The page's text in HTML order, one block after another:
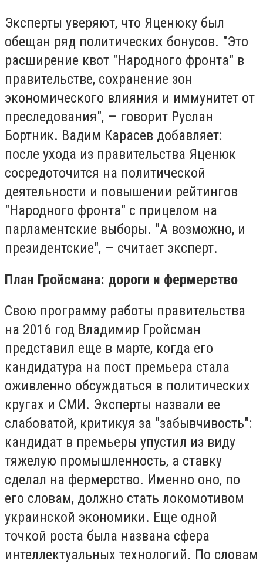
Эксперты уверяют, что Яценюку был
обещан ряд политических бонусов. "Это
расширение квот "Народного фронта" в
правительстве, сохранение зон
экономического влияния и иммунитет от
преследования", — говорит Руслан
Бортник. Вадим Карасев добавляет:
после ухода из правительства Яценюк
сосредоточится на политической
деятельности и повышении рейтингов
"Народного фронта" с прицелом на
парламентские выборы. "А возможно, и
президентские", — считает эксперт.
План Гройсмана: дороги и фермерство
Свою программу работы правительства
на 2016 год Владимир Гройсман
представил еще в марте, когда его
кандидатура на пост премьера стала
оживленно обсуждаться в политических
кругах и СМИ. Эксперты назвали ее
слабоватой, критикуя за "забывчивость":
кандидат в премьеры упустил из виду
тяжелую промышленность, а ставку
сделал на фермерство. Именно оно, по
его словам, должно стать локомотивом
украинской экономики. Еще одной
точкой роста была названа сфера
интеллектуальных технологий. По словам